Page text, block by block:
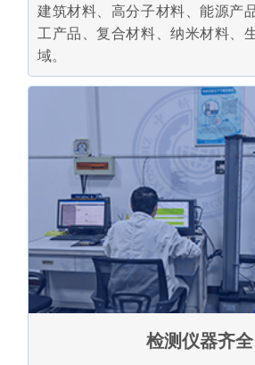
建筑材料、高分子材料、能源产
工产品、复合材料、纳米材料、
域。
检测仪器齐全